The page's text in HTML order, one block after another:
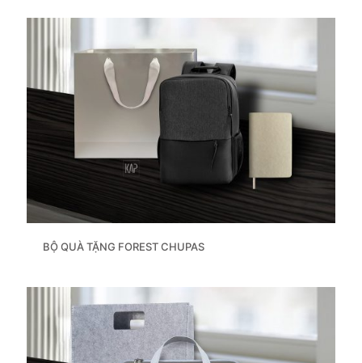
BỘ QUÀ TẶNG FOREST CHUPAS